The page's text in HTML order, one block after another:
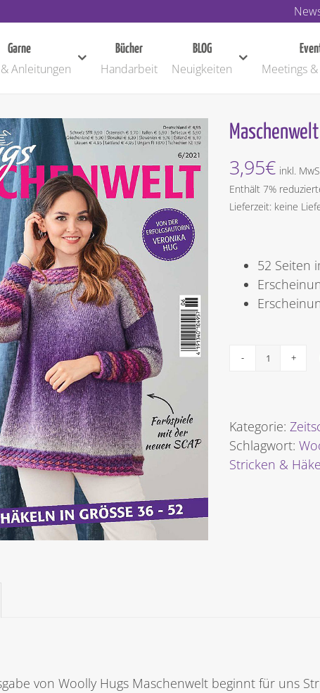
Garne
Anleitungen
Bücher
Handarbeit
BLOG
Neuigkeiten Meetings
3,95€ inkl.
Enthält 7%
Lieferzeit: keine
52 Seiten
[Digital]
Menge
Kategorie:
Schlagwort:
Stricken &
von Woolly Hugs Maschenwelt beginnt für uns